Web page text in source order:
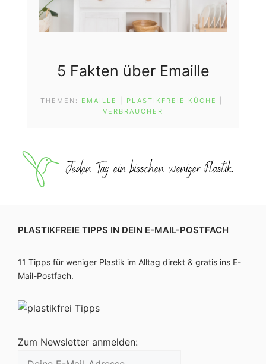
5 Fakten über Emaille
THEMEN: EMAILLE PLASTIKFREIE KÜCHE
VERBRAUCHER
PLASTIKFREIE TIPPS IN DEIN E-MAIL-POSTFACH
11 Tipps für weniger Plastik im Alltag direkt & gratis ins E-
Mail-Postfach.
Zum Newsletter anmelden: